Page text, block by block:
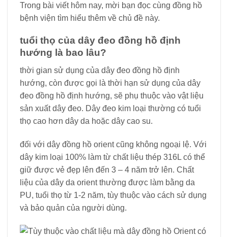
Trong bài viết hôm nay, mời bạn đọc cùng đồng hồ
bệnh viện tìm hiểu thêm về chủ đề này.
tuổi thọ của dây đeo đồng hồ định
hướng là bao lâu?
thời gian sử dụng của dây đeo đồng hồ định
hướng, còn được gọi là thời hạn sử dụng của dây
đeo đồng hồ định hướng, sẽ phụ thuộc vào vật liệu
sản xuất dây đeo. Dây đeo kim loại thường có tuổi
thọ cao hơn dây da hoặc dây cao su.
đối với dây đồng hồ orient cũng không ngoại lệ. Với
dây kim loại 100% làm từ chất liệu thép 316L có thể
giữ được vẻ đẹp lên đến 3 – 4 năm trở lên. Chất
liệu của dây da orient thường được làm bằng da
PU, tuổi thọ từ 1-2 năm, tùy thuộc vào cách sử dụng
và bảo quản của người dùng.